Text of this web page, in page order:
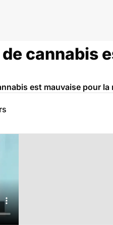
cannabis
est mauvaise pour la